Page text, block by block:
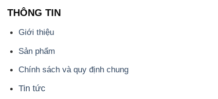
THÔNG TIN
Giới thiệu
Sản phẩm
Chính sách và quy định chung
Tin tức